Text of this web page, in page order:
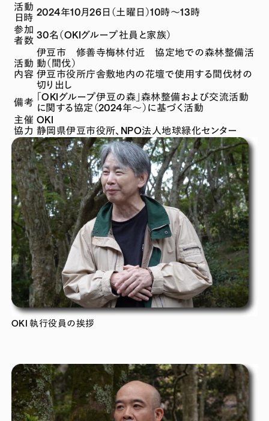
活動
日時 2024年10月26日（土曜日）10時～13時
参加
者数 30名（OKIグループ社員と家族）
活動
内容
伊豆市 修善寺梅林付近 協定地での森林整備活
動（間伐）
伊豆市役所庁舎敷地内の花壇で使用する間伐材の
切り出し
備考 「OKIグループ伊豆の森」森林整備および交流活動
に関する協定（2024年～）に基づく活動
主催
協力
OKI
静岡県伊豆市役所、NPO法人地球緑化センター
OKI 執行役員の挨拶